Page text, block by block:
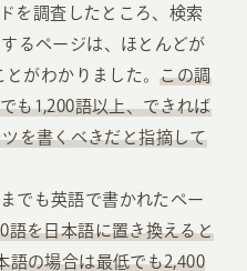
を調査したところ、検索
るページは、ほとんどが
とがわかりました。この調
も1,200語以上、できれば
を書くべきだと指摘して
でも英語で書かれたペー
語を日本語に置き換えると
語の場合は最低でも2,400